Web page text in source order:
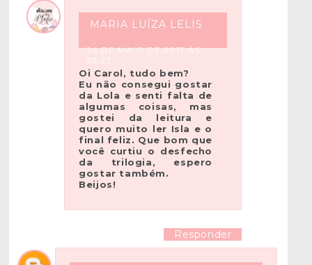
MARIA LUÍZA LELIS
24 DE MAIO DE 2017 ÀS
23:23
Oi Carol, tudo bem?
Eu não consegui gostar
da Lola e senti falta de
algumas coisas, mas
gostei da leitura e
quero muito ler Isla e o
final feliz. Que bom que
você curtiu o desfecho
da trilogia, espero
gostar também.
Beijos!
Responder